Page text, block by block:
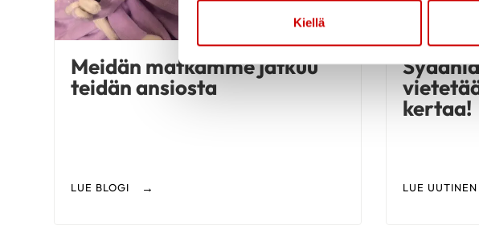
Kiellä
Meidän matkamme jatkuu
teidän ansiosta
LUE BLOGI
kertaa!
LUE UUTINEN